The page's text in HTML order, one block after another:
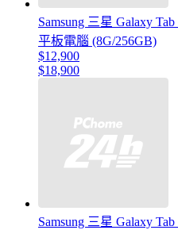
Samsung 三星 Galaxy
平板電腦 (8G/256GB)
$12,900
$18,900
Samsung 三星 Galaxy